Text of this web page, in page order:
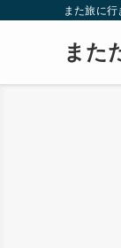
また旅に行
また